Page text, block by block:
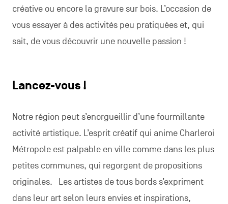
créative ou encore la gravure sur bois. L’occasion de
vous essayer à des activités peu pratiquées et, qui
sait, de vous découvrir une nouvelle passion !
Lancez-vous !
Notre région peut s’enorgueillir d’une fourmillante
activité artistique. L’esprit créatif qui anime Charleroi
Métropole est palpable en ville comme dans les plus
petites communes, qui regorgent de propositions
originales. Les artistes de tous bords s’expriment
dans leur art selon leurs envies et inspirations,